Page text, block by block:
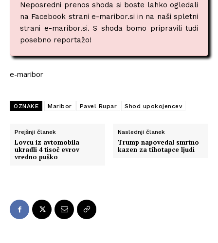
Neposredni prenos shoda si boste lahko ogledali
na Facebook strani e-maribor.si in na naši spletni
strani e-maribor.si. S shoda bomo pripravili tudi
posebno reportažo!
e-maribor
OZNAKE Maribor Pavel Rupar Shod upokojencev
Prejšnji članek
Lovcu iz avtomobila
ukradli 4 tisoč evrov
vredno puško
Naslednji članek
Trump napovedal smrtno
kazen za tihotapce ljudi